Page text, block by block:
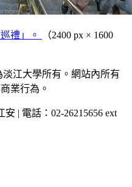
禮」。
（2400 px × 1600
江大學所有。網站內所有
業行為。
安 | 電話：02-26215656 ext